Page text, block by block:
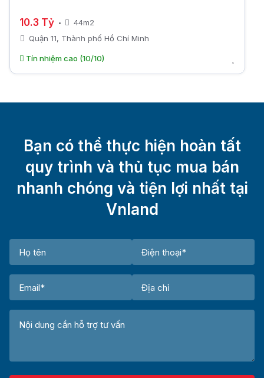
10.3 Tỷ
44m2
Quận 11, Thành phố Hồ Chí Minh
Tín nhiệm cao (10/10)
Bạn có thể thực hiện hoàn tất
quy trình và thủ tục mua bán
nhanh chóng và tiện lợi nhất tại
Vnland